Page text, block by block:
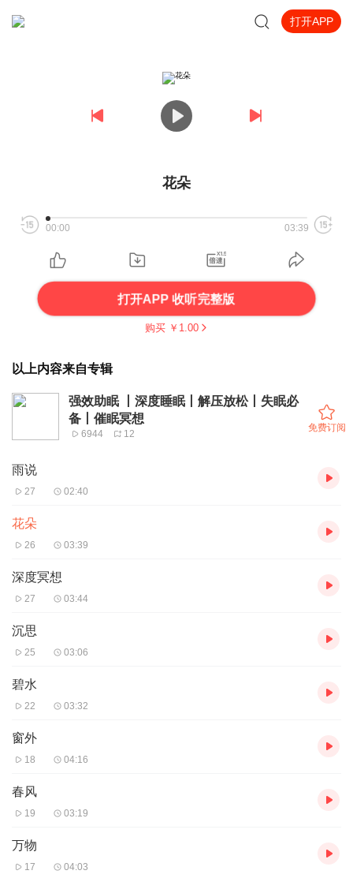
打开APP
花朵
00:00 03:39
打开APP 收听完整版
购买 ￥ 1.00
以上内容来自专辑
强效助眠 丨深度睡眠丨解压放松丨失眠必
备丨催眠冥想
6944 12
免费订阅
雨说
27 02:40
花朵
26 03:39
深度冥想
27 03:44
沉思
25 03:06
碧水
22 03:32
窗外
18 04:16
春风
19 03:19
万物
17 04:03